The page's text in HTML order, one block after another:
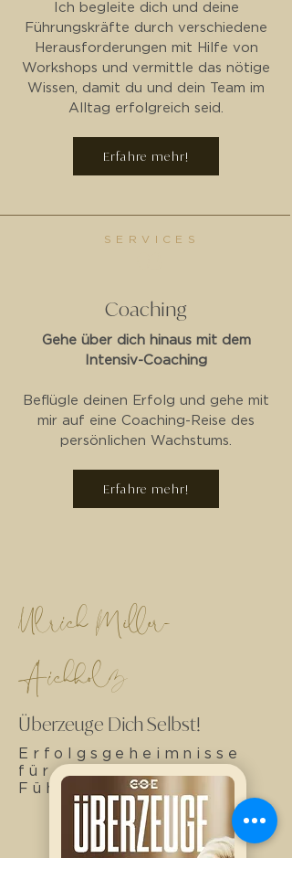
Ich begleite dich und deine
Führungskräfte durch verschiedene
Herausforderungen mit Hilfe von
Workshops und vermittle das nötige
Wissen, damit du und dein Team im
Alltag erfolgreich seid.
Erfahre mehr!
SERVICES
Coaching
Gehe über dich hinaus mit dem
Intensiv-Coaching
Beflügle deinen Erfolg und gehe mit
mir auf eine Coaching-Reise des
persönlichen Wachstums.
Erfahre mehr!
Ulrich Miller-
Aichholz
Überzeuge Dich Selbst!
Erfolgsgeheimnisse
für weibliche
Führungskräfte